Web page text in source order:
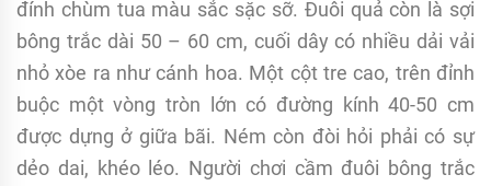
đính chùm tua màu sắc sặc sỡ. Đuôi quả còn là sợi
bông trắc dài 50 – 60 cm, cuối dây có nhiều dải vải
nhỏ xòe ra như cánh hoa. Một cột tre cao, trên đỉnh
buộc một vòng tròn lớn có đường kính 40-50 cm
được dựng ở giữa bãi. Ném còn đòi hỏi phải có sự
dẻo dai, khéo léo. Người chơi cầm đuôi bông trắc